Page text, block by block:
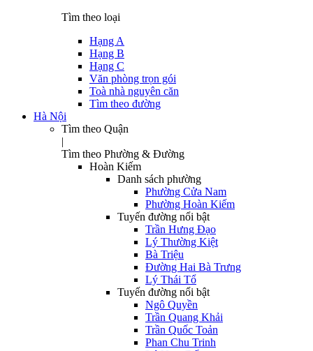
Tìm theo loại
Hạng A
Hạng B
Hạng C
Văn phòng trọn gói
Toà nhà nguyên căn
Tìm theo đường
Hà Nội
Tìm theo Quận
|
Tìm theo Phường & Đường
Hoàn Kiếm
Danh sách phường
Phường Cửa Nam
Phường Hoàn Kiếm
Tuyến đường nổi bật
Trần Hưng Đạo
Lý Thường Kiệt
Bà Triệu
Đường Hai Bà Trưng
Lý Thái Tổ
Tuyến đường nổi bật
Ngô Quyền
Trần Quang Khải
Trần Quốc Toản
Phan Chu Trinh